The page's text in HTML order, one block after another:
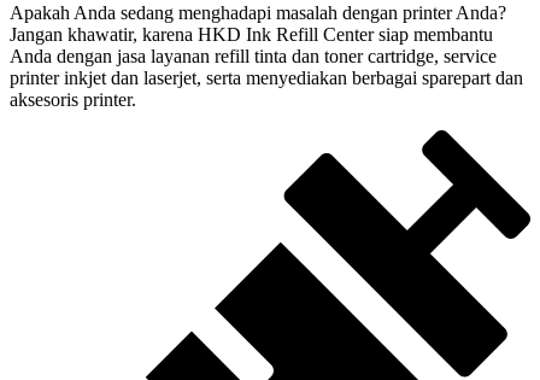
Apakah Anda sedang menghadapi masalah dengan printer Anda?
Jangan khawatir, karena HKD Ink Refill Center siap membantu
Anda dengan jasa layanan refill tinta dan toner cartridge, service
printer inkjet dan laserjet, serta menyediakan berbagai sparepart dan
aksesoris printer.